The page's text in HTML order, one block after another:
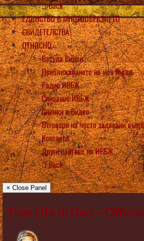
Back
ЕДИНСТВО В МНОГООБРАЗИЕТО
СВИДЕТЕЛСТВА
ОТНОСНО
Васула Риден
Приближаването на моя Ангел
Радио ИВБЖ
Списание ИВБЖ
Снимки и Видео
Отговори на често задавани
Контакти
Други сайтове на ИВБЖ
Back
× Close Panel
True Life in God –